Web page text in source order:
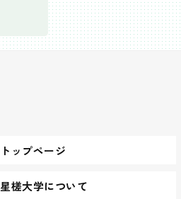
トップページ
星槎大学について